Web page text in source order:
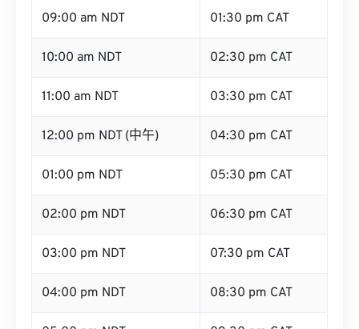
09:00 am NDT 01:30 pm CAT
10:00 am NDT 02:30 pm CAT
11:00 am NDT 03:30 pm CAT
12:00 pm NDT (中午) 04:30 pm CAT
01:00 pm NDT 05:30 pm CAT
02:00 pm NDT 06:30 pm CAT
03:00 pm NDT 07:30 pm CAT
04:00 pm NDT 08:30 pm CAT